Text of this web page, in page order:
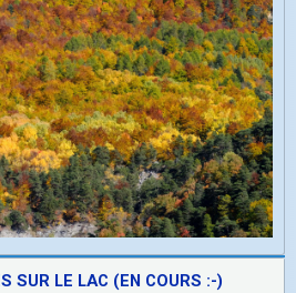
SUR LE LAC (EN COURS :-)